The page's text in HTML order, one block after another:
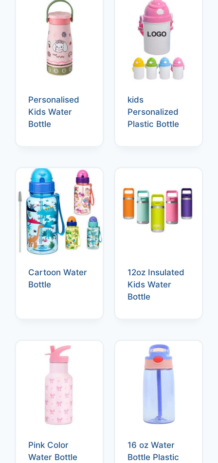
Personalised
Kids Water
Bottle
kids
Personalized
Plastic Bottle
Cartoon Water
Bottle
12oz Insulated
Kids Water
Bottle
Pink Color
Water Bottle
16 oz Water
Bottle Plastic